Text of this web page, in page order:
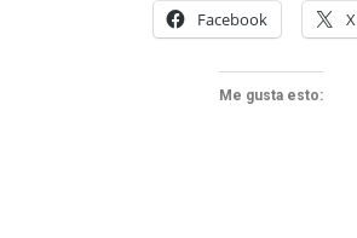
Facebook X
Me gusta esto: